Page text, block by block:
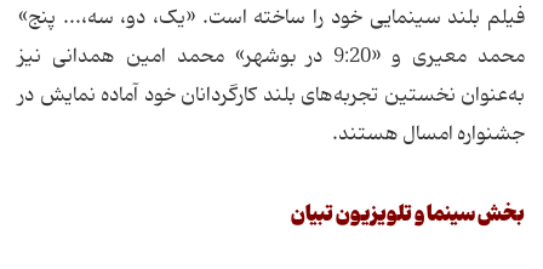
فیلم بلند سینمایی خود را ساخته است. «یک، دو، سه،... پنج»
محمد معیری و «9:20 در بوشهر» محمد امین همدانی نیز
به‌عنوان نخستین تجربه‌های بلند کارگردانان خود آماده نمایش در
جشنواره امسال هستند.
بخش سینما و تلویزیون تبیان